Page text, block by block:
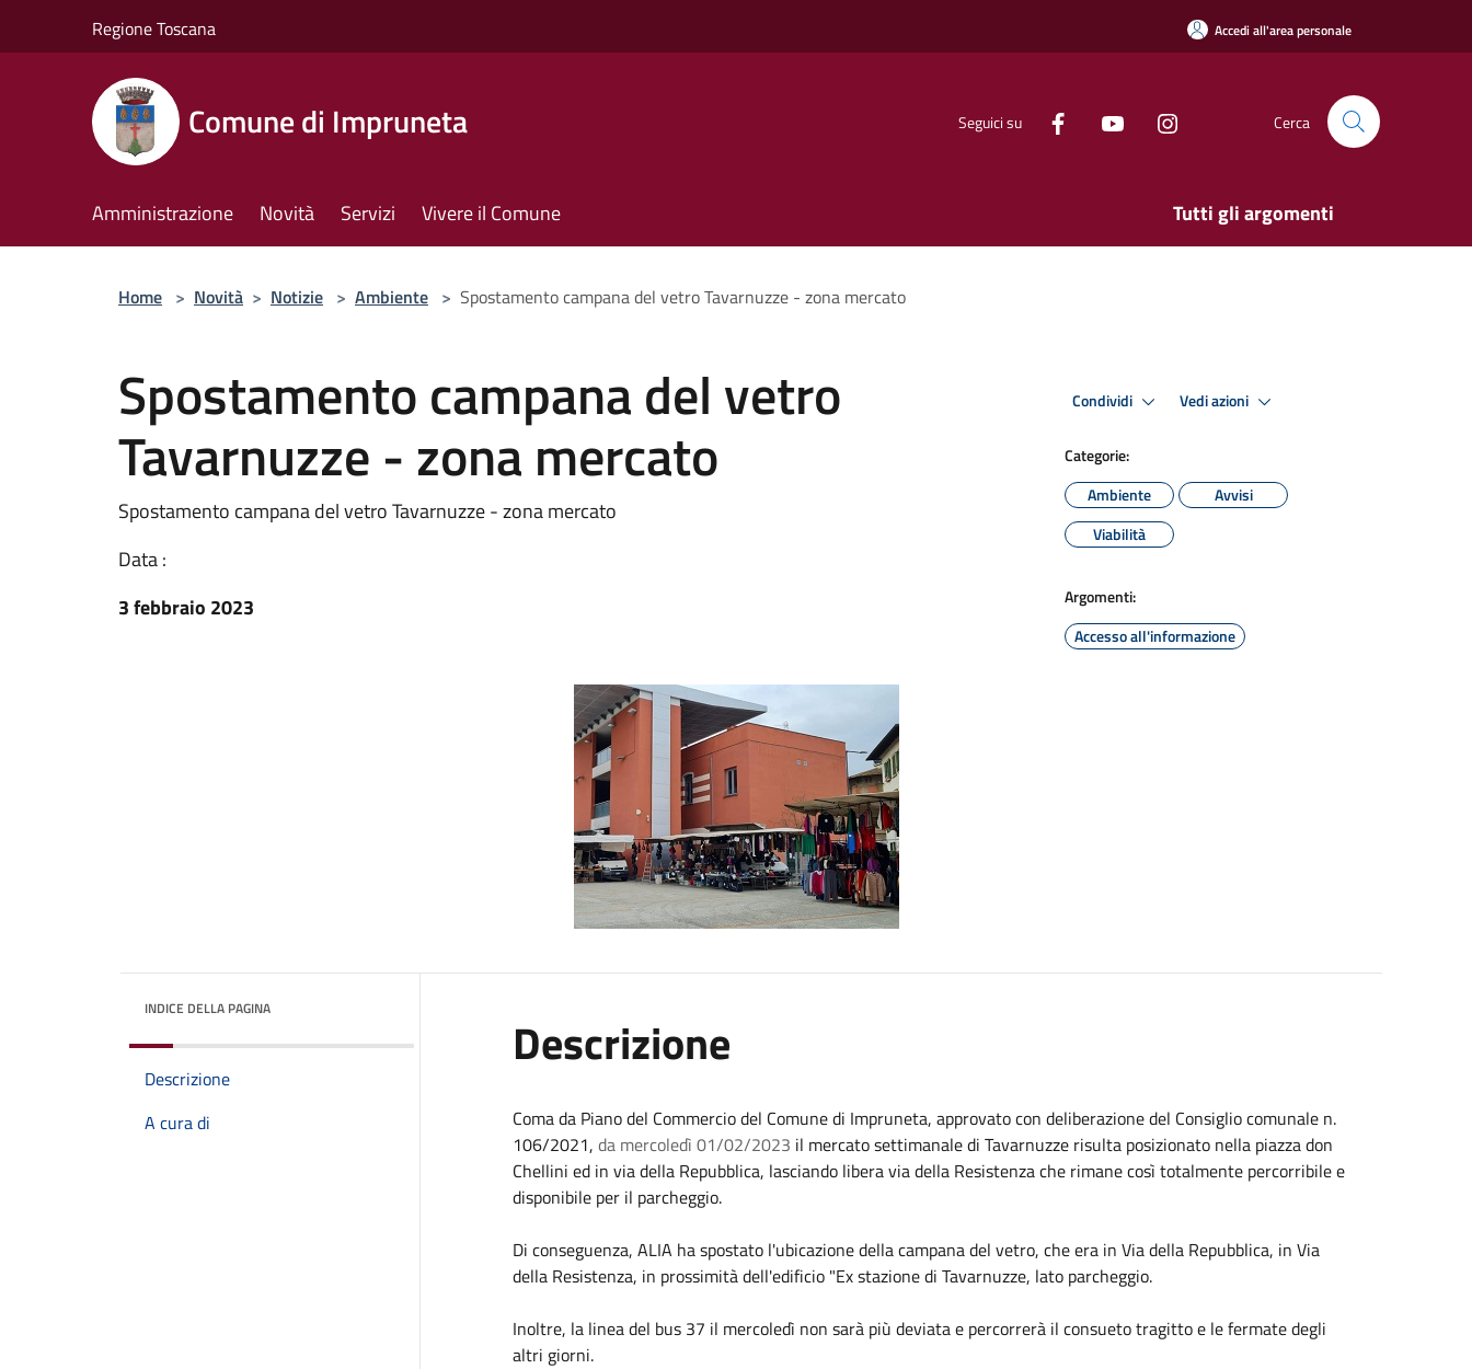
Regione Toscana Accedi all'area personale
Comune di Impruneta Seguici su Cerca
Amministrazione Novità Servizi Vivere il Comune Tutti gli argomenti
Home > Novità > Notizie > Ambiente > Spostamento campana del vetro Tavarnuzze - zona mercato
Spostamento campana del vetro
Tavarnuzze - zona mercato
Spostamento campana del vetro Tavarnuzze - zona mercato
Data :
3 febbraio 2023
Condividi Vedi azioni
Categorie:
Ambiente
Avvisi
Viabilità
Argomenti:
Accesso all'informazione
INDICE DELLA PAGINA
Descrizione
A cura di
Descrizione
Coma da Piano del Commercio del Comune di Impruneta, approvato con deliberazione del Consiglio comunale n.
106/2021, da mercoledì 01/02/2023 il mercato settimanale di Tavarnuzze risulta posizionato nella piazza don
Chellini ed in via della Repubblica, lasciando libera via della Resistenza che rimane così totalmente percorribile e
disponibile per il parcheggio.
Di conseguenza, ALIA ha spostato l'ubicazione della campana del vetro, che era in Via della Repubblica, in Via
della Resistenza, in prossimità dell'edificio "Ex stazione di Tavarnuzze, lato parcheggio.
Inoltre, la linea del bus 37 il mercoledì non sarà più deviata e percorrerà il consueto tragitto e le fermate degli
altri giorni.